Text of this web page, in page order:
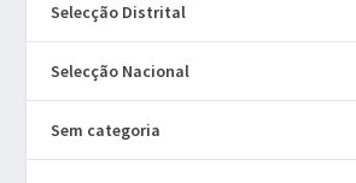
Selecção Distrital
Selecção Nacional
Sem categoria